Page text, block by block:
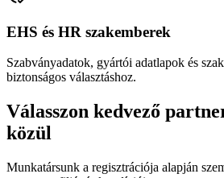
EHS és HR szakemberek
Szabványadatok, gyártói adatlapok és
biztonságos választáshoz.
Válasszon kedvező
közül
Munkatársunk a regisztrációja alapján